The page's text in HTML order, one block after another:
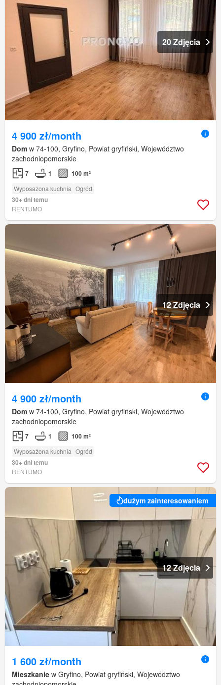
20 Zdjęcia
4 900 zł/month
Dom w 74-100, Gryfino, Powiat gryfiński, Województwo
zachodniopomorskie
7 1 100 m²
Wyposażona kuchnia Ogród
30+ dni temu
RENTUMO
12 Zdjęcia
4 900 zł/month
Dom w 74-100, Gryfino, Powiat gryfiński, Województwo
zachodniopomorskie
7 1 100 m²
Wyposażona kuchnia Ogród
30+ dni temu
RENTUMO
dużym zainteresowaniem
12 Zdjęcia
1 600 zł/month
Mieszkanie w Gryfino, Powiat gryfiński, Województwo